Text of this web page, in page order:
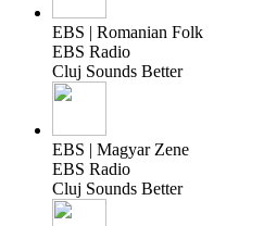
EBS | Romanian Folk
EBS Radio
Cluj Sounds Better
EBS | Magyar Zene
EBS Radio
Cluj Sounds Better